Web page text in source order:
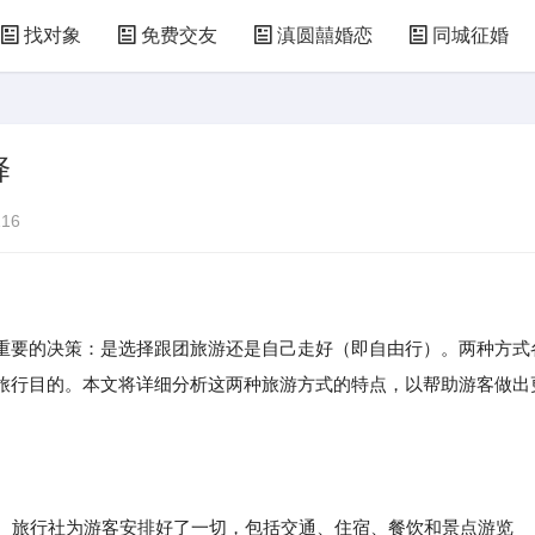
找对象 免费交友 滇圆囍婚恋 同城征婚
要的决策：是选择跟团旅游还是自己走好（即自由行）。两种方式
目的。本文将详细分析这两种旅游方式的特点，以帮助游客做出
行社为游客安排好了一切，包括交通、住宿、餐饮和景点游览